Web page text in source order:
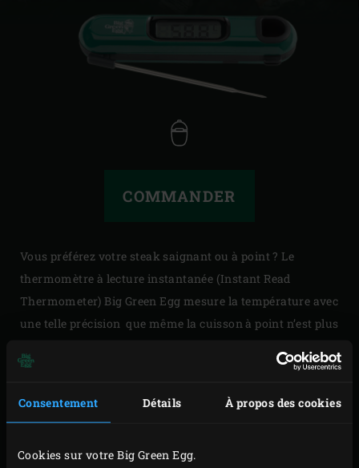
Consentement Détails À propos des cookies
Cookies sur votre Big Green Egg.
COMMANDER
Vous préférez votre steak saignant ou à point ? Le
thermomètre à lecture instantanée (Instant Read
Thermometer) Big Green Egg mesure la température avec
une telle précision que même la cuisson à point n’est plus
trop de chaleur hors du Big Green Egg, la température
En plus, l’écran suit le mouvement de rotation quand
Fourni avec une housse pratique qui fera des envieux.